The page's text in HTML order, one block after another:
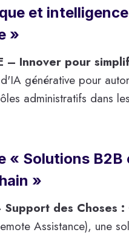
et intelligence
»
– Innover pour
générative pour
administratifs dans
« Solutions B2B
»
Support des Choses :
Assistance), une